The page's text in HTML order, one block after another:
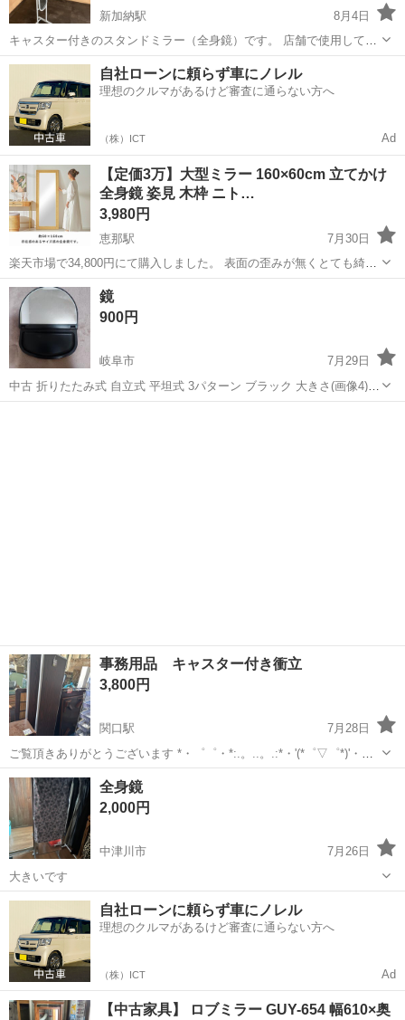
新加納駅
8月4日
キャスター付きのスタンドミラー（全身鏡）です。 店舗で使用してい
ましたが、閉店のため出品します。 【サイズ】 ・全体高さ：約157cm
・鏡サイズ：約111cm × 約21cm ・土台：約27.5cm × 37.5cm ...
岐阜 各務原市 ミラー/鏡
自社ローンに頼らず車にノレル
理想のクルマがあるけど審査に通らない方へ
（株）ICT Ad
【定価3万】大型ミラー 160×60cm 立てかけ
全身鏡 姿見 木枠 ニト…
3,980円
恵那駅
7月30日
楽天市場で34,800円にて購入しました。 表面の歪みが無くとても綺麗
に見える姿見鏡です。 サイズが約60×160cmと大型鏡なので全身をし
っかり映してくれます。 木枠は天然素材のウッドカラーで、お部屋の
インテ...
岐阜 恵那市
鏡
900円
岐阜市
7月29日
中古 折りたたみ式 自立式 平坦式 3パターン ブラック 大きさ(画像4)
お茶と比較してあります お茶はつきません
事務用品 キャスター付き衝立
3,800円
関口駅
7月28日
ご覧頂きありがとうございます *・゜゜・*:.。..。.:*・'(*゜▽゜*)'・
*:.。. .。.:*・゜゜・ 《お宝ものさがし》 関市豊岡町2-2-18 (元岩本商
店様) am8:00〜pm5:30まで対応可能です。来...
岐阜 関市 関口駅
全身鏡
2,000円
中津川市
7月26日
大きいです
岐阜 中津川市
自社ローンに頼らず車にノレル
理想のクルマがあるけど審査に通らない方へ
（株）ICT Ad
【中古家具】 ロブミラー GUY-654 幅610×奥